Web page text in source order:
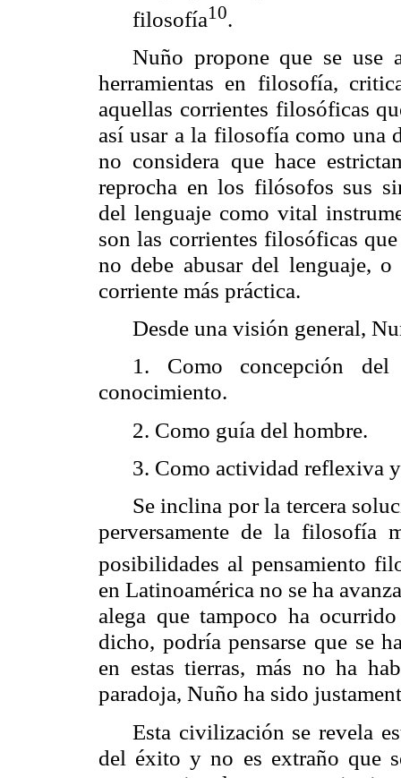
filosofía10.
Nuño propone que se use
herramientas en filosofía,
aquellas corrientes filosóficas
así usar a la filosofía como una
no considera que hace
reprocha en los filósofos sus
del lenguaje como vital
son las corrientes filosóficas
no debe abusar del lenguaje,
corriente más práctica.
Desde una visión general,
1. Como concepción
conocimiento.
2. Como guía del hombre.
3. Como actividad reflexiva
Se inclina por la tercera
perversamente de la filosofía
posibilidades al pensamiento
en Latinoamérica no se ha
alega que tampoco ha
dicho, podría pensarse que se
en estas tierras, más no ha
paradoja, Nuño ha sido
Esta civilización se revela
del éxito y no es extraño que